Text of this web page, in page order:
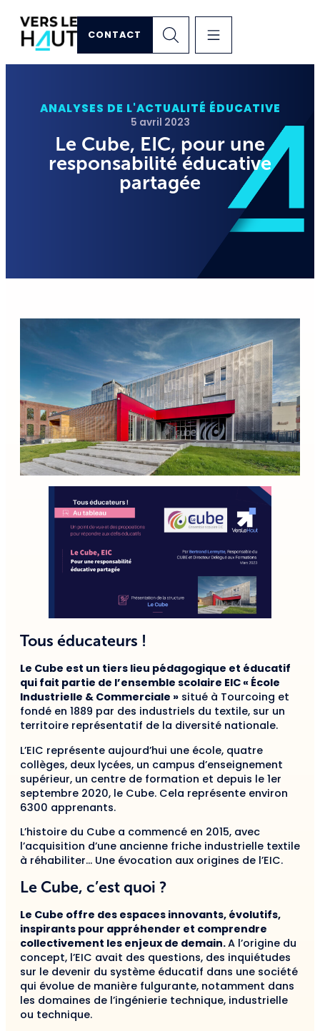
CONTACT
ANALYSES DE L'ACTUALITÉ ÉDUCATIVE
5 avril 2023
Le Cube, EIC, pour une
responsabilité éducative
partagée
Tous éducateurs !
Le Cube est un tiers lieu pédagogique et éducatif
qui fait partie de l’ensemble scolaire EIC « École
Industrielle & Commerciale » situé à Tourcoing et
fondé en 1889 par des industriels du textile, sur un
territoire représentatif de la diversité nationale.
L’EIC représente aujourd’hui une école, quatre
collèges, deux lycées, un campus d’enseignement
supérieur, un centre de formation et depuis le 1er
septembre 2020, le Cube. Cela représente environ
6300 apprenants.
L’histoire du Cube a commencé en 2015, avec
l’acquisition d’une ancienne friche industrielle textile
à réhabiliter… Une évocation aux origines de l’EIC.
Le Cube, c’est quoi ?
Le Cube offre des espaces innovants, évolutifs,
inspirants pour appréhender et comprendre
collectivement les enjeux de demain.A l’origine du
concept, l’EIC avait des questions, des inquiétudes
sur le devenir du système éducatif dans une société
qui évolue de manière fulgurante, notamment dans
les domaines de l’ingénierie technique, industrielle
ou technique.